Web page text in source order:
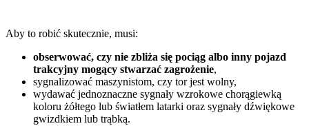
Aby to robić skutecznie, musi:
obserwować, czy nie zbliża się pociąg albo inny pojazd
trakcyjny mogący stwarzać zagrożenie,
sygnalizować maszynistom, czy tor jest wolny,
wydawać jednoznaczne sygnały wzrokowe chorągiewką
koloru żółtego lub światłem latarki oraz sygnały dźwiękowe
gwizdkiem lub trąbką.